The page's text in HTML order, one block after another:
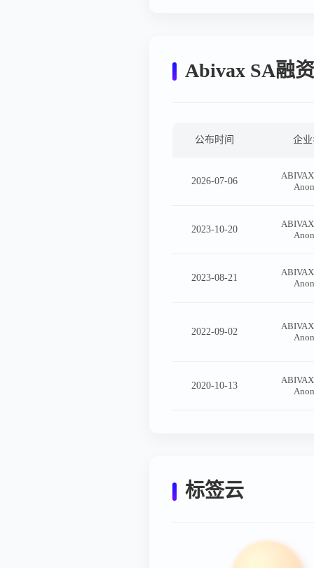
Abivax SA融
公布时间 企
2026-07-06
2023-10-20
2023-08-21
2022-09-02
2020-10-13
标签云